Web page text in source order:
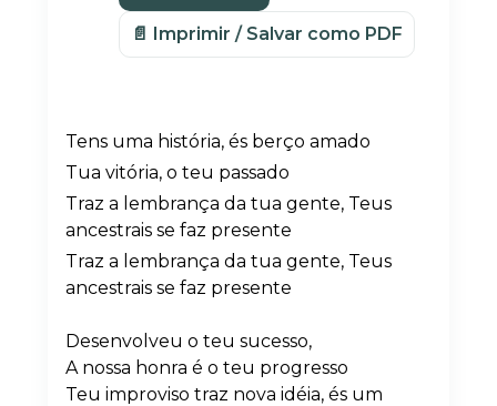
📄 Imprimir / Salvar como PDF
Tens uma história, és berço amado
Tua vitória, o teu passado
Traz a lembrança da tua gente, Teus
ancestrais se faz presente
Traz a lembrança da tua gente, Teus
ancestrais se faz presente
Desenvolveu o teu sucesso,
A nossa honra é o teu progresso
Teu improviso traz nova idéia, és um